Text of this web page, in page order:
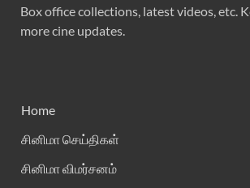
Box office collections, latest videos, etc.
more cine updates.
Home
சினிமா செய்திகள்
சினிமா விமர்சனம்